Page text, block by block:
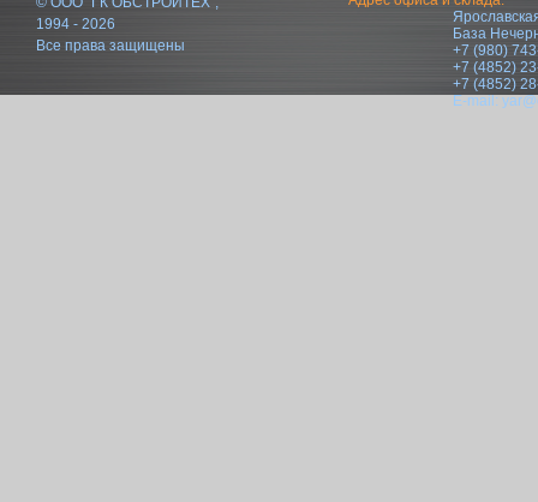
1994 - 2026
Все права защищены
База
+7 (980)
+7 (4852)
+7 (4852)
E-mail: